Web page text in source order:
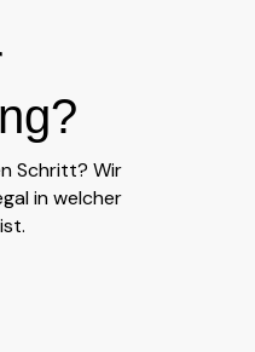
Schritt? Wir
in welcher